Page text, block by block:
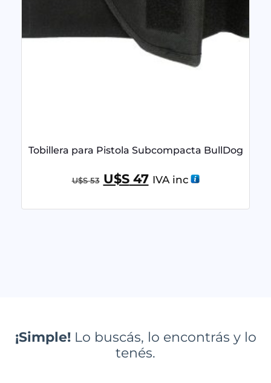
Tobillera para Pistola Subcompacta BullDog
U$S53 U$S47 IVA inc
¡Simple!Lo buscás, lo encontrás y lo
tenés.